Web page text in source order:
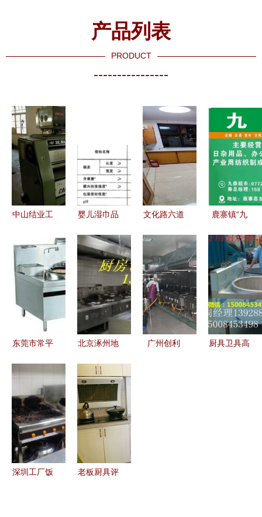
产品列表
PRODUCT
----------------
中山结业工
评估与设备
回收服务
婴儿湿巾品
19款主流产
品全方位解
析，守护宝
宝娇嫩肌肤
文化路六道
具的选购与
搭配艺术
鹿寨镇“九
业 点燃集
体经济新引
擎，铺就乡
村致富路
东莞市常平
器回收与工
厂设备、废
旧物品、厨
具卫具收购
综合指南
北京涿州地
大型厨房设
备及厨具卫
具服务
广州创利
厨具卫具高
深圳工厂饭
老板厨具评